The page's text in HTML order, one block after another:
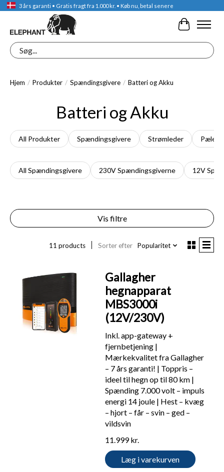
3 års garanti • Gratis fragt fra 1.000 kr. • Køb nu, betal senere
Søg
Hjem / Produkter / Spændingsgivere / Batteri og Akku
Batteri og Akku
All Produkter Spændingsgivere Strømleder Pæle
All Spændingsgivere 230V Spændingsgiverne 12V
Vis filtre
11 products Sorter efter Popularitet
Gallagher
hegnapparat
MBS3000i
(12V/230V)
Inkl. app-gateway +
fjernbetjening |
Mærkekvalitet fra Gallagher
– 7 års garanti! | Toppris –
ideel til hegn op til 80 km |
Spænding 7.000 volt – impuls
energi 14 joule | Hest – kvæg
– hjort – får – svin – ged –
vildsvin
11.999 kr.
Læg i varekurven